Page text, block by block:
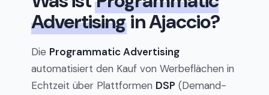
Advertisingin Ajaccio?
Die Programmatic Advertising
automatisiert den Kauf von Werbeflächen in
Echtzeit über Plattformen DSP (Demand-